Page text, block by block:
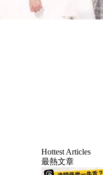
Hottest Articles
最熱文章